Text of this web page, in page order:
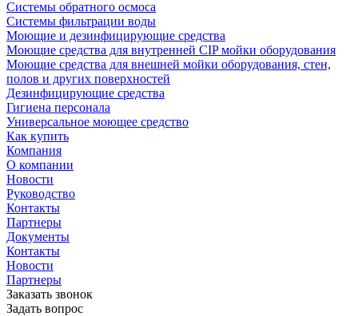
Системы обратного осмоса
Системы фильтрации воды
Моющие и дезинфицирующие средства
Моющие средства для внутренней CIP мойки оборудования
Моющие средства для внешней мойки оборудования, стен,
полов и других поверхностей
Дезинфицирующие средства
Гигиена персонала
Универсальное моющее средство
Как купить
Компания
О компании
Новости
Руководство
Контакты
Партнеры
Документы
Контакты
Новости
Партнеры
Заказать звонок
Задать вопрос